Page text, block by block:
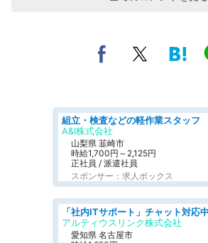
組立・検査などの軽作業スタッフ
A&I株式会社
山梨県 韮崎市
時給1,700円～2,125円
正社員 / 派遣社員
スポンサー：求人ボックス
アルティウスリンク株式会社
愛知県 名古屋市